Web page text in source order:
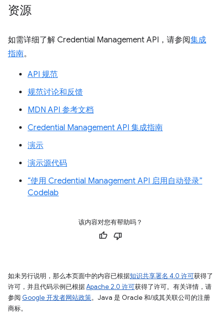
资源
如需详细了解 Credential Management API，请参阅集成
指南。
API 规范
规范讨论和反馈
MDN API 参考文档
Credential Management API 集成指南
演示
演示源代码
“使用 Credential Management API 启用自动登录”
Codelab
该内容对您有帮助吗？
如未另行说明，那么本页面中的内容已根据知识共享署名 4.0 许可获得了
许可，并且代码示例已根据Apache 2.0 许可获得了许可。有关详情，请
参阅 Google 开发者网站政策。Java 是 Oracle 和/或其关联公司的注册
商标。